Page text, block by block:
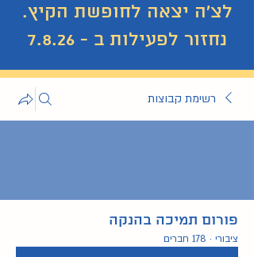
לצ'ה יצאה לחופשת הקיץ.
נחזור לפעילות ב - 7.8.26
רשימת קבוצות
פורום תמיכה בהנקה
ציבורי · 178 חברים